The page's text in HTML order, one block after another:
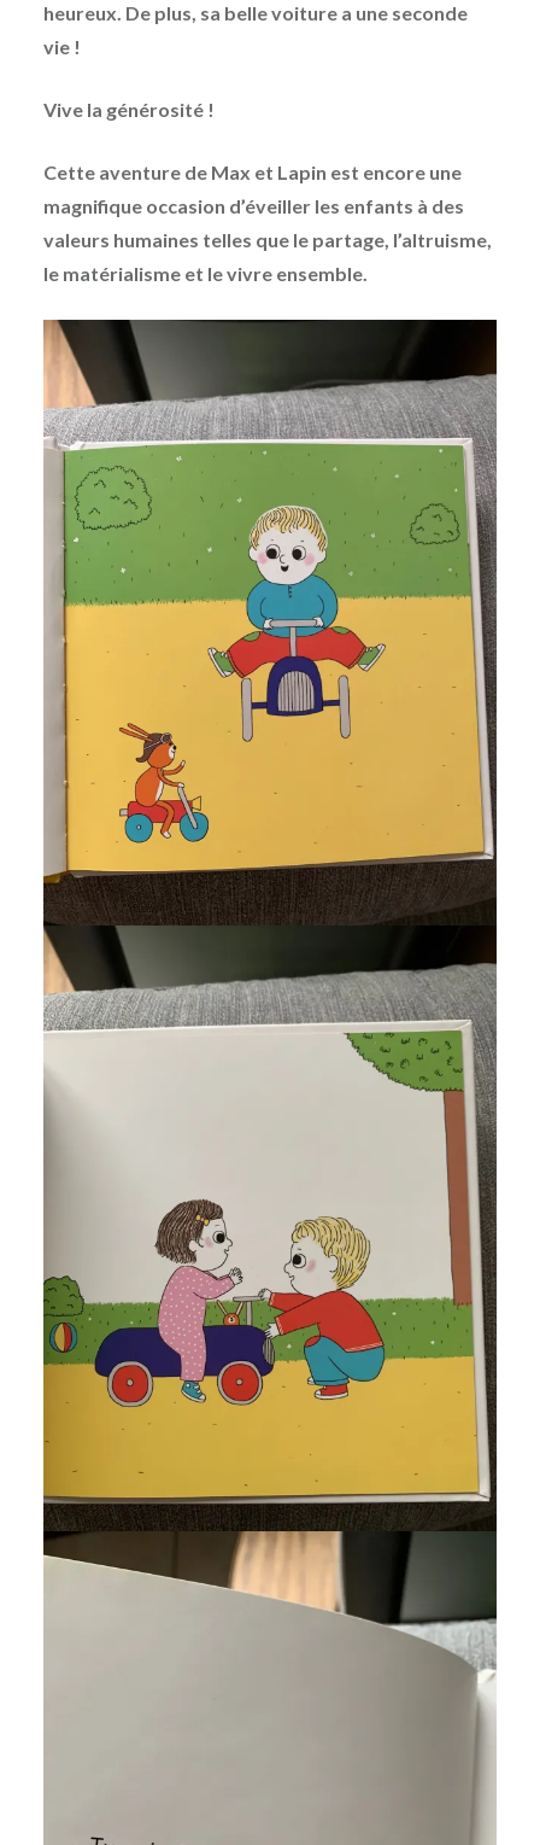
heureux. De plus, sa belle voiture a une seconde
vie !
Vive la générosité !
Cette aventure de Max et Lapin est encore une
magnifique occasion d’éveiller les enfants à des
valeurs humaines telles que le partage, l’altruisme,
le matérialisme et le vivre ensemble.